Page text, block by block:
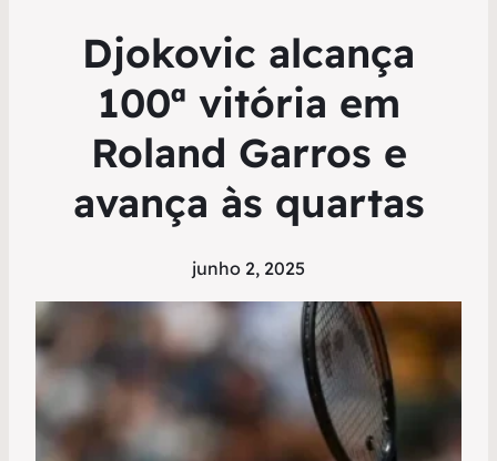
Djokovic alcança
100ª vitória em
Roland Garros e
avança às quartas
junho 2, 2025